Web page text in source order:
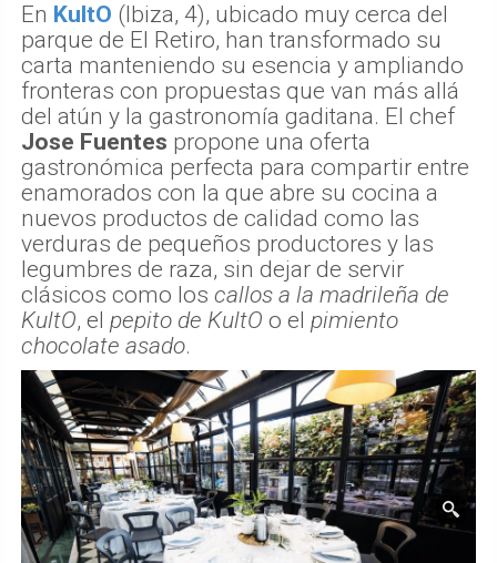
En KultO (Ibiza, 4), ubicado muy cerca del
parque de El Retiro, han transformado su
carta manteniendo su esencia y ampliando
fronteras con propuestas que van más allá
del atún y la gastronomía gaditana. El chef
Jose Fuentes propone una oferta
gastronómica perfecta para compartir entre
enamorados con la que abre su cocina a
nuevos productos de calidad como las
verduras de pequeños productores y las
legumbres de raza, sin dejar de servir
clásicos como los callos a la madrileña de
KultO, el pepito de KultO o el pimiento
chocolate asado.